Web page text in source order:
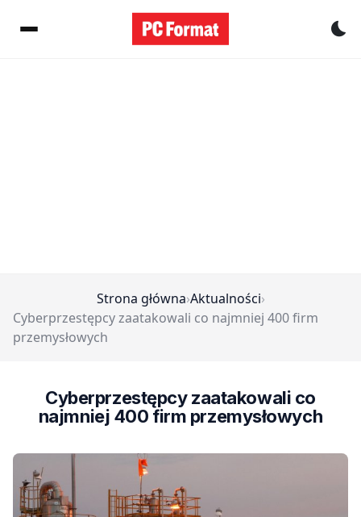
Strona główna›Aktualności›
Cyberprzestępcy zaatakowali co najmniej 400 firm
przemysłowych
Cyberprzestępcy zaatakowali co
najmniej 400 firm przemysłowych